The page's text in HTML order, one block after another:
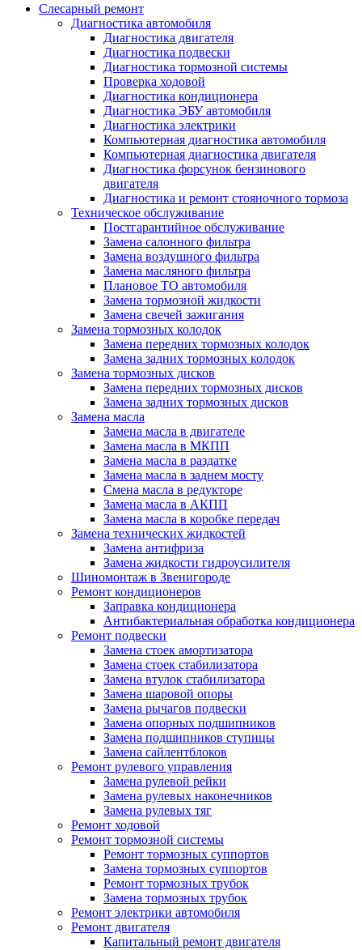
Слесарный ремонт
Диагностика автомобиля
Диагностика двигателя
Диагностика подвески
Диагностика тормозной системы
Проверка ходовой
Диагностика кондиционера
Диагностика ЭБУ автомобиля
Диагностика электрики
Компьютерная диагностика автомобиля
Компьютерная диагностика двигателя
Диагностика форсунок бензинового
двигателя
Диагностика и ремонт стояночного тормоза
Техническое обслуживание
Постгарантийное обслуживание
Замена салонного фильтра
Замена воздушного фильтра
Замена масляного фильтра
Плановое ТО автомобиля
Замена тормозной жидкости
Замена свечей зажигания
Замена тормозных колодок
Замена передних тормозных колодок
Замена задних тормозных колодок
Замена тормозных дисков
Замена передних тормозных дисков
Замена задних тормозных дисков
Замена масла
Замена масла в двигателе
Замена масла в МКПП
Замена масла в раздатке
Замена масла в заднем мосту
Смена масла в редукторе
Замена масла в АКПП
Замена масла в коробке передач
Замена технических жидкостей
Замена антифриза
Замена жидкости гидроусилителя
Шиномонтаж в Звенигороде
Ремонт кондиционеров
Заправка кондиционера
Антибактериальная обработка кондиционера
Ремонт подвески
Замена стоек амортизатора
Замена стоек стабилизатора
Замена втулок стабилизатора
Замена шаровой опоры
Замена рычагов подвески
Замена опорных подшипников
Замена подшипников ступицы
Замена сайлентблоков
Ремонт рулевого управления
Замена рулевой рейки
Замена рулевых наконечников
Замена рулевых тяг
Ремонт ходовой
Ремонт тормозной системы
Ремонт тормозных суппортов
Замена тормозных суппортов
Ремонт тормозных трубок
Замена тормозных трубок
Ремонт электрики автомобиля
Ремонт двигателя
Капитальный ремонт двигателя